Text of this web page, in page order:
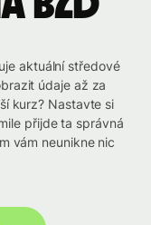
aktuální středové
údaje až za
kurz? Nastavte si
přijde ta správná
vám neunikne nic